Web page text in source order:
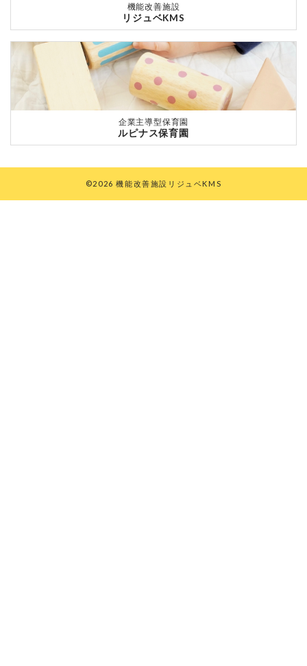
機能改善施設
リジュベKMS
企業主導型保育園
ルピナス保育園
©2026 機能改善施設リジュベKMS